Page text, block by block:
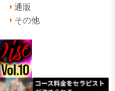
通販
その他